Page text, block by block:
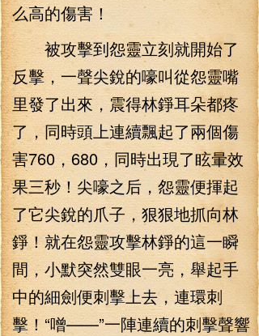
么高的傷害！
被攻擊到怨靈立刻就開始了
反擊，一聲尖銳的嚎叫從怨靈嘴
里發了出來，震得林錚耳朵都疼
了，同時頭上連續飄起了兩個傷
害760，680，同時出現了眩暈效
果三秒！尖嚎之后，怨靈便揮起
了它尖銳的爪子，狠狠地抓向林
錚！就在怨靈攻擊林錚的這一瞬
間，小默突然雙眼一亮，舉起手
中的細劍便刺擊上去，連環刺
擊！“噌——”一陣連續的刺擊聲響